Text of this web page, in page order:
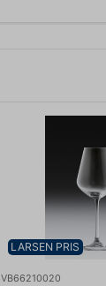
LARSEN PRIS
VB66210020